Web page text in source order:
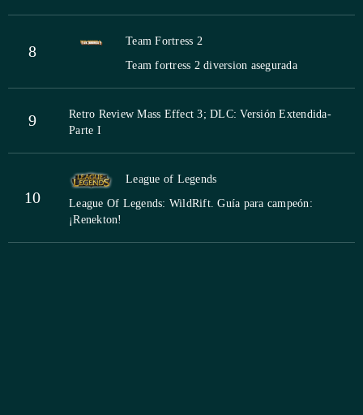
8
Team Fortress 2
Team fortress 2 diversion asegurada
9
Retro Review Mass Effect 3; DLC: Versión Extendida-
Parte I
10
League of Legends
League Of Legends: WildRift. Guía para campeón:
¡Renekton!